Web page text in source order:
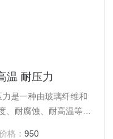
温 耐压力
是一种由玻璃纤维和
耐腐蚀、耐高温等特
格： 950